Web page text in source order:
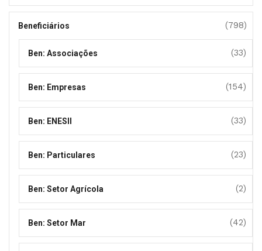
Beneficiários (798)
Ben: Associações (33)
Ben: Empresas (154)
Ben: ENESII (33)
Ben: Particulares (23)
Ben: Setor Agrícola (2)
Ben: Setor Mar (42)